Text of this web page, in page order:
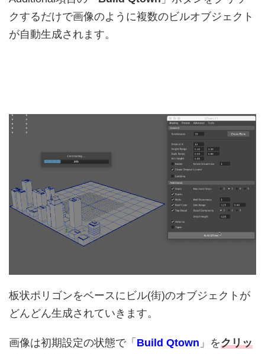
クするだけで画像のように複数のビルオブジェクト
が自動生成されます。
板状ポリゴンをベースにビル(街)のオブジェクトが
どんどん生成されていきます。
画像は初期設定の状態で「 Build Qtown 」をクリッ